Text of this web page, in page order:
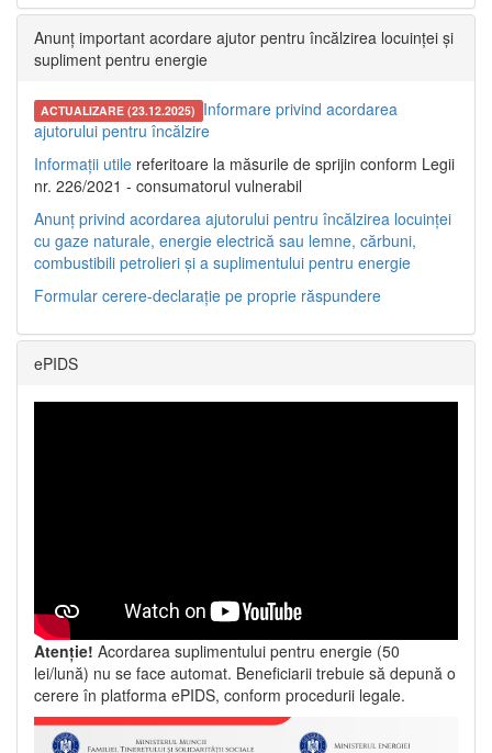
Anunț important acordare ajutor pentru încălzirea locuinței și
supliment pentru energie
ACTUALIZARE (23.12.2025) Informare privind acordarea
ajutorului pentru încălzire
Informații utile referitoare la măsurile de sprijin conform Legii
nr. 226/2021 - consumatorul vulnerabil
Anunț privind acordarea ajutorului pentru încălzirea locuinței
cu gaze naturale, energie electrică sau lemne, cărbuni,
combustibili petrolieri și a suplimentului pentru energie
Formular cerere-declarație pe proprie răspundere
ePIDS
Atenție! Acordarea suplimentului pentru energie (50
lei/lună) nu se face automat. Beneficiarii trebuie să depună o
cerere în platforma ePIDS, conform procedurii legale.